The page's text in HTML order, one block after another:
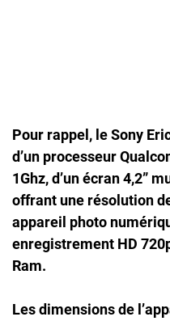
Pour rappel, le Sony
d’un processeur
1Ghz, d’unécran 4,2”
offrant une résolution
appareil photo
enregistrement HD
Ram.
Les dimensions de